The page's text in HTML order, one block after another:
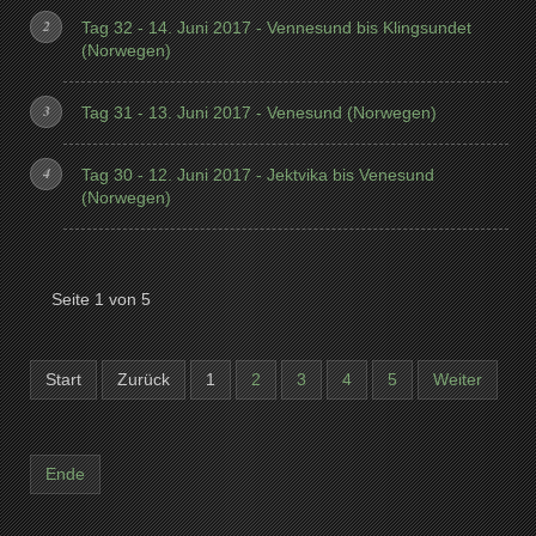
Tag 32 - 14. Juni 2017 - Vennesund bis Klingsundet
(Norwegen)
Tag 31 - 13. Juni 2017 - Venesund (Norwegen)
Tag 30 - 12. Juni 2017 - Jektvika bis Venesund
(Norwegen)
Seite 1 von 5
Start Zurück 1 2 3 4 5 Weiter
Ende